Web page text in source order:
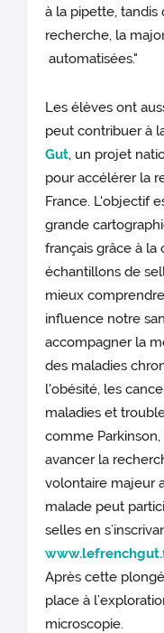
à la pipette,
recherche, la
automatisées."
Les élèves ont
peut contribuer à
Gut, un projet
pour accélérer la
France. L'objectif
grande
français grâce à
échantillons de
mieux
influence notre
accompagner la
des maladies
l'obésité, les
maladies et
comme Parkinson,
avancer la
volontaire majeur
malade peut
selles en
Après cette
place à
microscopie.